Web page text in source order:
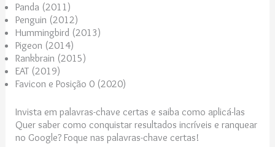
Panda (2011)
Penguin (2012)
Hummingbird (2013)
Pigeon (2014)
Rankbrain (2015)
EAT (2019)
Favicon e Posição 0 (2020)
Invista em palavras-chave certas e saiba como aplicá-las
Quer saber como conquistar resultados incríveis eranquear
no Google? Foque nas palavras-chave certas!